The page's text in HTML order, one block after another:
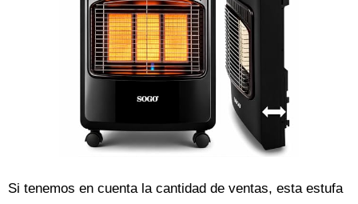
Si tenemos en cuenta la cantidad de ventas, esta estufa